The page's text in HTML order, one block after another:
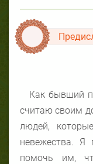
Как бывший
считаю своим
людей,
невежества. Я
помочь им,